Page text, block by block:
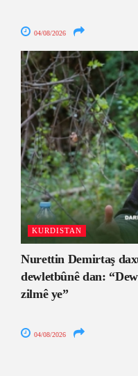
04/08/2026
KURDISTAN
Nurettin Demirtaş
dewletbûnê dan:
zilmê ye”
04/08/2026